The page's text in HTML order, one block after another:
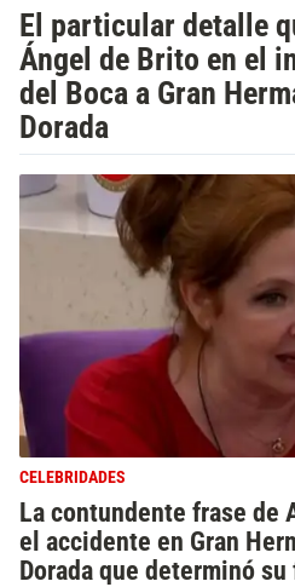
El particular detalle
Ángel de Brito en el
del Boca a Gran
Dorada
CELEBRIDADES
La contundente frase de
el accidente en Gran
Dorada que determinó